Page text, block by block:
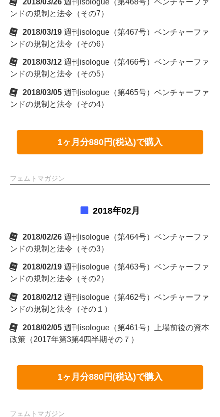
ンドの規制と法令（その7）
2018/03/19 週刊isologue（第467号）ベンチャーファ
ンドの規制と法令（その6）
2018/03/12 週刊isologue（第466号）ベンチャーファ
ンドの規制と法令（その5）
2018/03/05 週刊isologue（第465号）ベンチャーファ
ンドの規制と法令（その4）
1ヶ月分880円(税込)で購入
フェムトマガジン
2018年02月
2018/02/26 週刊isologue（第464号）ベンチャーファ
ンドの規制と法令（その3）
2018/02/19 週刊isologue（第463号）ベンチャーファ
ンドの規制と法令（その2）
2018/02/12 週刊isologue（第462号）ベンチャーファ
ンドの規制と法令（その１）
2018/02/05 週刊isologue（第461号）上場前後の資本
政策（2017年第3第4四半期その７）
1ヶ月分880円(税込)で購入
フェムトマガジン